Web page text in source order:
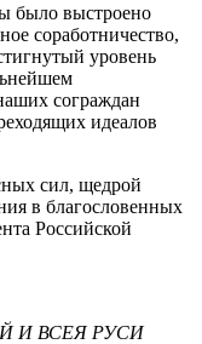
было выстроено
соработничество,
уровень
сограждан
идеалов
сил, щедрой
в благословенных
Российской
И ВСЕЯ РУСИ